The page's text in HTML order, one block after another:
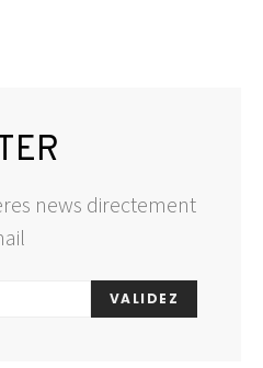
news directement
VALIDEZ